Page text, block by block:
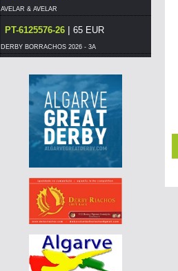
AVELAR & AVELAR
PT-6125576-26 | 65 EUR
DERBY BORRACHOS 2026 - 3A
DERBY BORRACHOS 2026 - 3A
PT-6014578-26|70 EUR
DERBY BORRACHOS 2026 - 3A
NO-25-026-0259|85 EUR
AGD WINTER RACE 2026 - 13C
BE-25-3045342|240 EUR
AGD WINTER RACE 2026 - 13C
NO-25-026-0259|80 EUR
AGD WINTER RACE 2026 - 13C
NO-25-026-0259|80 EUR